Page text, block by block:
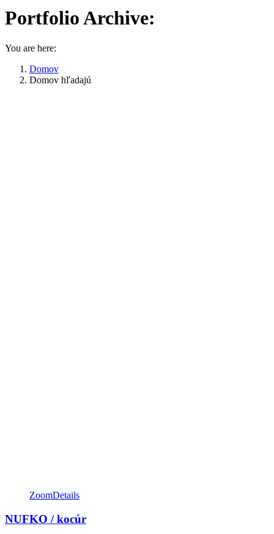
Portfolio Archive:
You are here:
Domov
Domov hľadajú
ZoomDetails
NUFKO / kocúr